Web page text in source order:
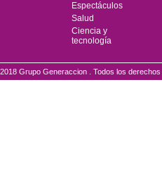
Espectáculos
Salud
Ciencia y
tecnología
2018 Grupo Generaccion . Todos los